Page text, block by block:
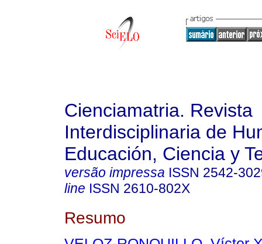
Cienciamatria. Revista
Interdisciplinaria de
Educación, Ciencia y
versão impressa ISSN 2542-
line ISSN 2610-802X
Resumo